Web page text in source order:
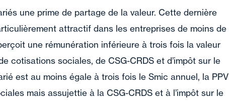
une prime de partage de la valeur. Cette dernière
attractif dans les entreprises de moins de
une rémunération inférieure à trois fois la valeur
cotisations sociales, de CSG-CRDS et d’impôt sur le
est au moins égale à trois fois le Smic annuel, la PPV
mais assujettie à la CSG-CRDS et à l’impôt sur le